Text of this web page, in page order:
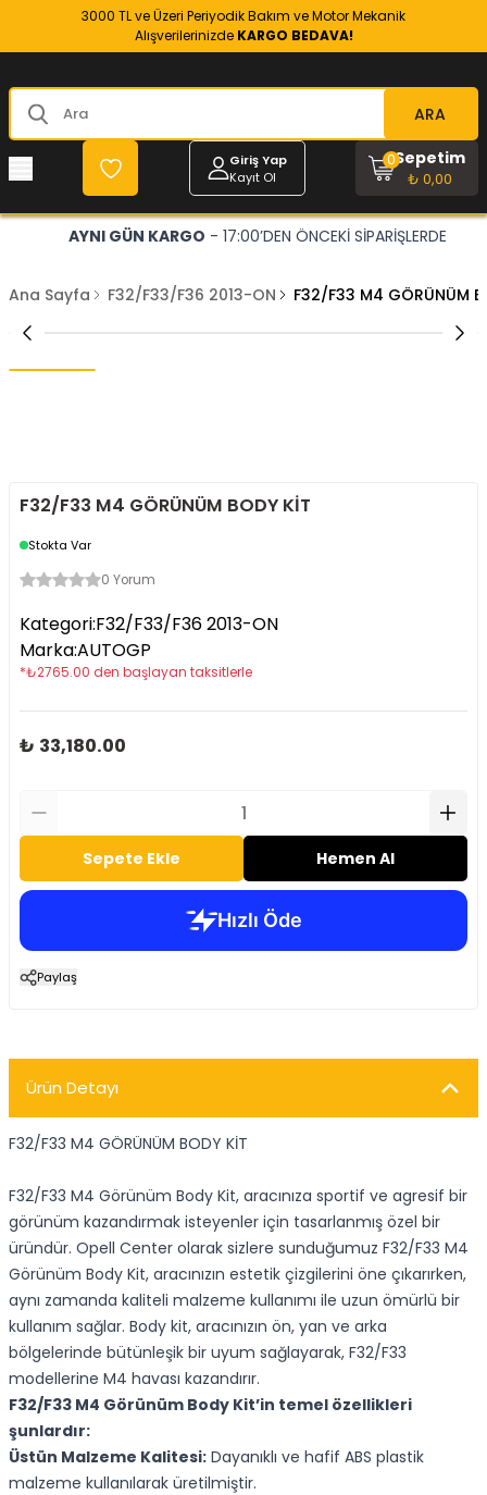
3000 TL ve Üzeri Periyodik Bakım ve Motor Mekanik
Alışverilerinizde KARGO BEDAVA!
ARA
Giriş Yap
Kayıt Ol
Sepetim
₺ 0,00
0
AYNI GÜN KARGO - 17:00’DEN ÖNCEKİ SİPARİŞLERDE
Ana Sayfa F32/F33/F36 2013-ON F32/F33 M4 GÖRÜNÜM
F32/F33 M4 GÖRÜNÜM BODY KİT
Stokta Var
0 Yorum
Kategori:F32/F33/F36 2013-ON
Marka:AUTOGP
*₺2765.00 den başlayan taksitlerle
₺ 33,180.00
Sepete Ekle Hemen Al
Paylaş
Ürün Detayı
F32/F33 M4 GÖRÜNÜM BODY KİT
F32/F33 M4 Görünüm Body Kit, aracınıza sportif ve agresif bir
görünüm kazandırmak isteyenler için tasarlanmış özel bir
üründür. Opell Center olarak sizlere sunduğumuz F32/F33 M4
Görünüm Body Kit, aracınızın estetik çizgilerini öne çıkarırken,
aynı zamanda kaliteli malzeme kullanımı ile uzun ömürlü bir
kullanım sağlar. Body kit, aracınızın ön, yan ve arka
bölgelerinde bütünleşik bir uyum sağlayarak, F32/F33
modellerine M4 havası kazandırır.
F32/F33 M4 Görünüm Body Kit’in temel özellikleri
şunlardır:
Üstün Malzeme Kalitesi: Dayanıklı ve hafif ABS plastik
malzeme kullanılarak üretilmiştir.